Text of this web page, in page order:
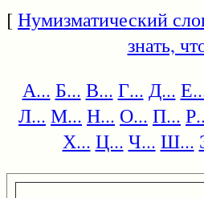
[Нумизматический
знать,
А... Б... В... Г... Д...
Л... М... Н... О... П...
Х... Ц... Ч... Ш...